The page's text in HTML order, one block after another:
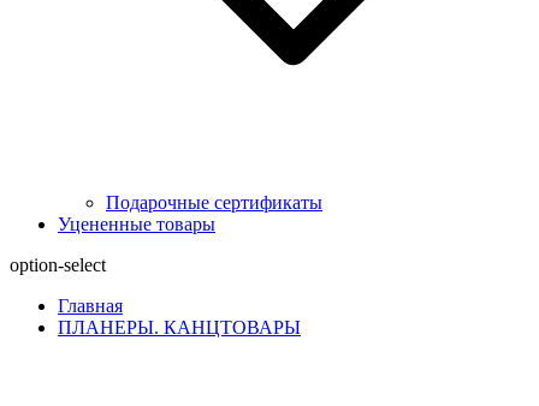
Подарочные сертификаты
Уцененные товары
option-select
Главная
ПЛАНЕРЫ. КАНЦТОВАРЫ